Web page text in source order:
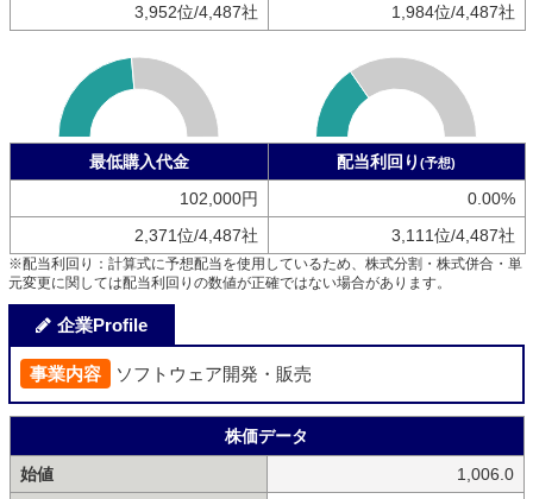
3,952位/4,487社
1,984位/4,487社
最低購入代金 配当利回り (予想)
102,000円
0.00%
2,371位/4,487社
3,111位/4,487社
※配当利回り：計算式に予想配当を使用しているため、株式分割・株式併合・単
元変更に関しては配当利回りの数値が正確ではない場合があります。
企業Profile
事業内容 ソフトウェア開発・販売
株価データ
始値
1,006.0